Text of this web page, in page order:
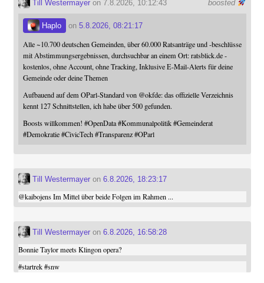
boosted
Till Westermayeron 7.8.2026, 10:12:43
Haplo on 5.8.2026, 08:21:17
Alle ~10.700 deutschen Gemeinden, über 60.000 Ratsanträge und -beschlüsse
mit Abstimmungsergebnissen, durchsuchbar an einem Ort: ratsblick.de -
kostenlos, ohne Account, ohne Tracking, Inklusive E-Mail-Alerts für deine
Gemeinde oder deine Themen
Aufbauend auf dem OParl-Standard von @okfde: das offizielle Verzeichnis
kennt 127 Schnittstellen, ich habe über 500 gefunden.
Boosts willkommen! #OpenData #Kommunalpolitik #Gemeinderat
#Demokratie #CivicTech #Transparenz #OParl
Till Westermayeron 6.8.2026, 18:23:17
@kaibojensIm Mittel über beide Folgen im Rahmen ...
Till Westermayeron 6.8.2026, 16:58:28
Bonnie Taylor meets Klingon opera?
#startrek #snw